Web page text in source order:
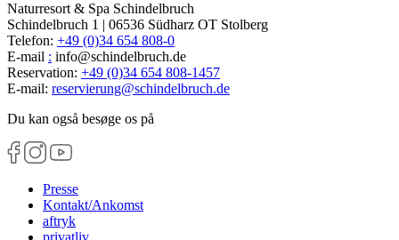
Naturresort & Spa Schindelbruch
Schindelbruch 1 | 06536 Südharz OT Stolberg
Telefon: +49 (0)34 654 808-0
E-mail : info@schindelbruch.de
Reservation: +49 (0)34 654 808-1457
E-mail: reservierung@schindelbruch.de
Du kan også besøge os på
Presse
Kontakt/Ankomst
aftryk